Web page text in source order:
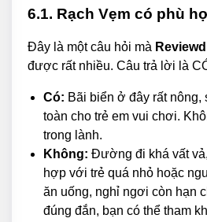
6.1. Rạch Vẹm có phù
Đây là một câu hỏi mà
được rất nhiều. Câu trả lời là
Có: Bãi biển ở đây rất nông,
toàn cho trẻ em vui chơi.
trong lành.
Không: Đường đi khá vất
hợp với trẻ quá nhỏ hoặc
ăn uống, nghỉ ngơi còn hạn
đúng đắn, bạn có thể tham